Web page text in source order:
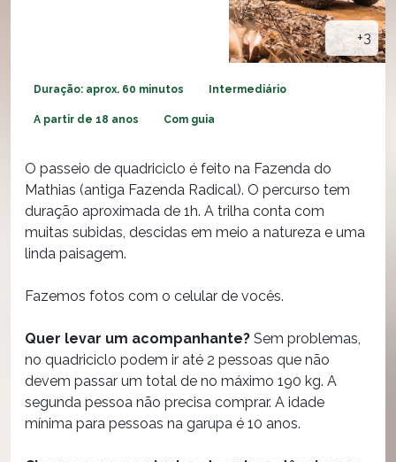
+3
Duração: aprox. 60 minutos Intermediário
A partir de 18 anos Com guia
O passeio de quadriciclo é feito na Fazenda do
Mathias (antiga Fazenda Radical). O percurso tem
duração aproximada de 1h. A trilha conta com
muitas subidas, descidas em meio a natureza e uma
linda paisagem.
Fazemos fotos com o celular de vocês.
Quer levar um acompanhante? Sem problemas,
no quadriciclo podem ir até 2 pessoas que não
devem passar um total de no máximo 190 kg. A
segunda pessoa não precisa comprar. A idade
mínima para pessoas na garupa é 10 anos.